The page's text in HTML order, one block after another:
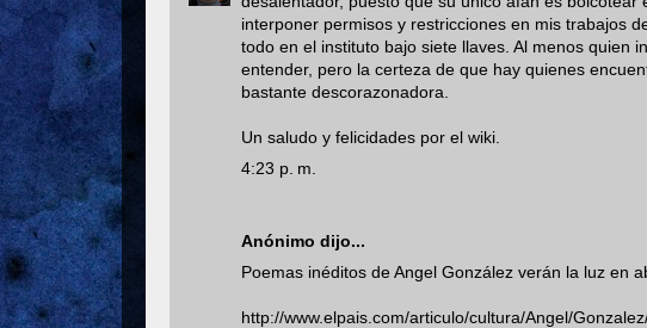
interponer permisos y restricciones en mis trabajos
todo en el instituto bajo siete llaves. Al menos quien
entender, pero la certeza de que hay quienes
bastante descorazonadora.
Un saludo y felicidades por el wiki.
4:23 p. m.
Anónimo dijo...
Poemas inéditos de Angel González verán la luz en
http://www.elpais.com/articulo/cultura/Angel/